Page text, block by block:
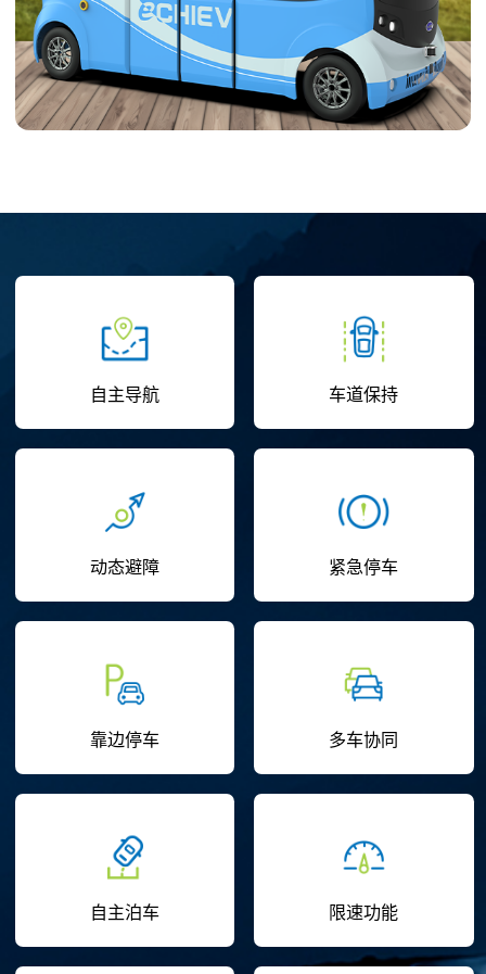
自主导航 车道保持
动态避障 紧急停车
靠边停车 多车协同
自主泊车 限速功能